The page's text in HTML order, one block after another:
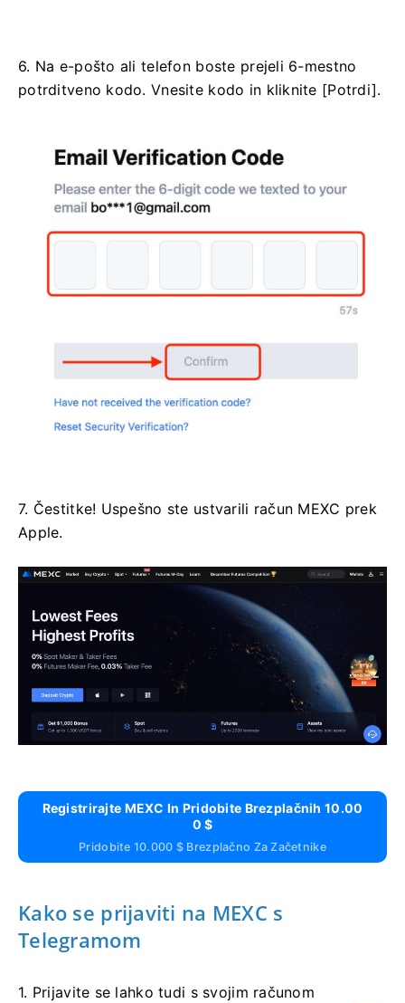
6. Na e-pošto ali telefon boste prejeli 6-mestno
potrditveno kodo.Vnesite kodo in kliknite [Potrdi].
7. Čestitke! Uspešno ste ustvarili račun MEXC prek
Apple.
Registrirajte MEXC In Pridobite Brezplačnih 10.00
0 $
Pridobite 10.000 $ Brezplačno Za Začetnike
Kako se prijaviti na MEXC s
Telegramom
1. Prijavite se lahko tudi s svojim računom